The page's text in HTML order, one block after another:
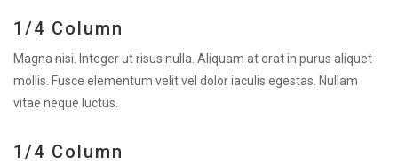
1/4 Column
Magna nisi. Integer ut risus nulla. Aliquam at erat in purus aliquet
mollis. Fusce elementum velit vel dolor iaculis egestas. Nullam
vitae neque luctus.
1/4 Column